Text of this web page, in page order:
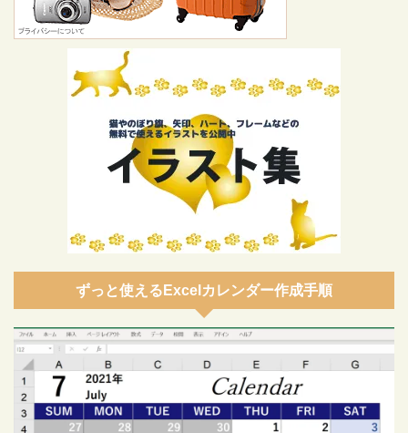
ずっと使えるExcelカレンダー作成手順